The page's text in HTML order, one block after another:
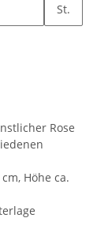
St.
Rose
Höhe ca.